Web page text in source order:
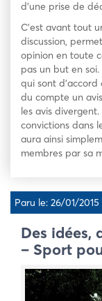
d’une prise de
C’est avant tout
discussion,
opinion en toute
pas un but en
qui sont
du compte un
les avis
convictions dans
aura ainsi
membres par sa
Paru le: 26/01/2015
Des idées,
– Sport